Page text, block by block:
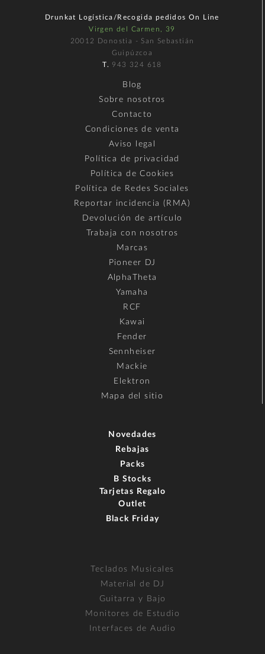
Drunkat Logística/Recogida pedidos On Line
Virgen del Carmen, 39
20012 Donostia - San Sebastián
Guipúzcoa
T. 943 324 618
Blog
Sobre nosotros
Contacto
Condiciones de venta
Aviso legal
Política de privacidad
Política de Cookies
Política de Redes Sociales
Reportar incidencia (RMA)
Devolución de artículo
Trabaja con nosotros
Marcas
Pioneer DJ
AlphaTheta
Yamaha
RCF
Kawai
Fender
Sennheiser
Mackie
Elektron
Mapa del sitio
Novedades
Rebajas
Packs
B Stocks
Tarjetas Regalo
Outlet
Black Friday
Teclados Musicales
Material de DJ
Guitarra y Bajo
Monitores de Estudio
Interfaces de Audio